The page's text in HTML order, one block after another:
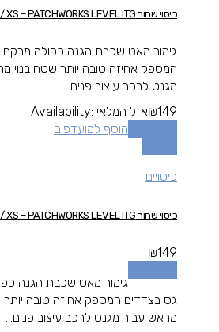
כיסוי שחור IPHONE X / XS – PATCHWORKS LEVEL ITG
גימור מאט שכבת הגנה כפולה מרקם
המספק אחיזה טובה יותר שטח בנוי
מגנט לרכב עיצוב פנים...
₪149
Availability: אזל המלאי
הוסף למועדפים
כיסויים
כיסוי שחור IPHONE X / XS – PATCHWORKS LEVEL ITG
₪149
גימור מאט שכבת הגנה
גס בצדדים המספק אחיזה טובה יותר
מראש עבור מגנט לרכב עיצוב פנים...